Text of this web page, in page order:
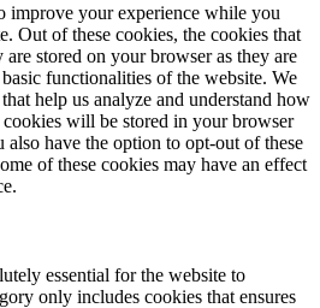
improve your experience while you
Out of these cookies, the cookies that
are stored on your browser as they are
functionalities of the website. We
help us analyze and understand how
will be stored in your browser
have the option to opt-out of these
of these cookies may have an effect
essential for the website to
only includes cookies that ensures